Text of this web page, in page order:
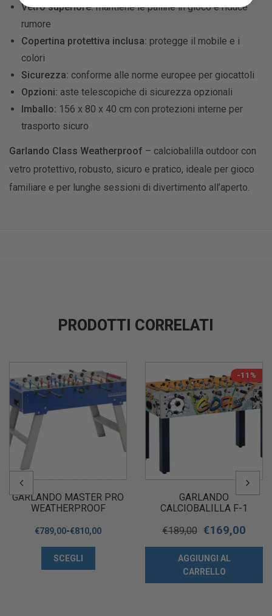
Vetro superiore:mantiene le palline in gioco e riduce
rumore
Copertina protettiva inclusa: protegge il mobile e i
colori
Sicurezza: conforme alle norme europee per giocattoli
Opzioni: aste telescopiche di sicurezza opzionali
Imballo: 156 x 80 x 40 cm con protezioni interne per
trasporto sicuro
Garlando Class Weatherproof – calciobalilla outdoor con
vetro protettivo, robusto, sicuro e pratico, ideale per gioco
familiare e per lunghe sessioni di divertimento all’aperto.
PRODOTTI CORRELATI
GARLANDO MASTER PRO
WEATHERPROOF
ESTERNO
€789,00-€810,00
SCEGLI
-11%
GARLANDO
CALCIOBALILLA F-1
RIENTRANTI
€189,00 €169,00
AGGIUNGI AL
CARRELLO